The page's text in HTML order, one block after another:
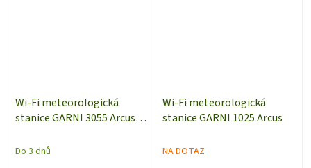
Wi-Fi meteorologická
stanice GARNI 3055 Arcus |
rychlosti větru
Do 3 dnů
Wi-Fi meteorologická
stanice GARNI 1025 Arcus
NA DOTAZ